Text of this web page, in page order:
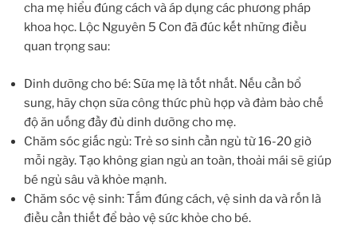
cha mẹ hiểu đúng cách và áp dụng các phương pháp
khoa học. Lộc Nguyên 5 Con đã đúc kết những điều
quan trọng sau:
Dinh dưỡng cho bé: Sữa mẹ là tốt nhất. Nếu cần bổ
sung, hãy chọn sữa công thức phù hợp và đảm bảo chế
độ ăn uống đầy đủ dinh dưỡng cho mẹ.
Chăm sóc giấc ngủ: Trẻ sơ sinh cần ngủ từ 16-20 giờ
mỗi ngày. Tạo không gian ngủ an toàn, thoải mái sẽ giúp
bé ngủ sâu và khỏe mạnh.
Chăm sóc vệ sinh: Tắm đúng cách, vệ sinh da và rốn là
điều cần thiết để bảo vệ sức khỏe cho bé.